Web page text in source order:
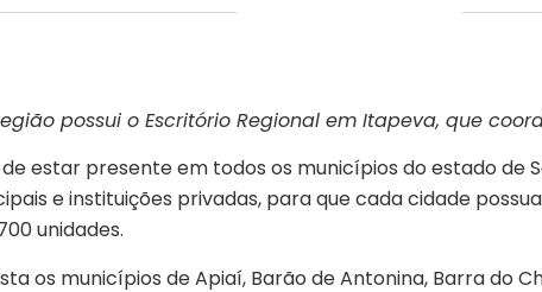
possui o Escritório Regional em Itapeva, que
estar presente em todos os municípios do estado de
e instituições privadas, para que cada cidade
unidades.
os municípios de Apiaí, Barão de Antonina, Barra do